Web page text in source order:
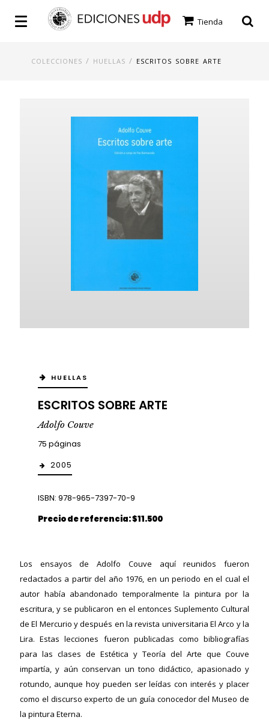
Tienda
COLECCIONES / HUELLAS / ESCRITOS SOBRE ARTE
HUELLAS
ESCRITOS SOBRE ARTE
Adolfo Couve
75 páginas
2005
ISBN: 978-965-7397-70-9
Precio de referencia: $11.500
Los ensayos de Adolfo Couve aquí reunidos fueron
redactados a partir del año 1976, en un periodo en el cual el
autor había abandonado temporalmente la pintura por la
escritura, y se publicaron en el entonces Suplemento Cultural
de El Mercurio y después en la revista universitaria El Arco y la
Lira. Estas lecciones fueron publicadas como bibliografías
para las clases de Estética y Teoría del Arte que Couve
impartía, y aún conservan un tono didáctico, apasionado y
rotundo, aunque hoy pueden ser leídas con interés y placer
como el discurso experto de un guía conocedor del Museo de
la pintura Eterna.